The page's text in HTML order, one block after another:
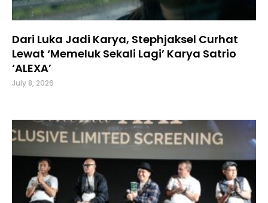
Dari Luka Jadi Karya, Stephjaksel Curhat
Lewat ‘Memeluk Sekali Lagi’ Karya Satrio
‘ALEXA’
July 8, 2026